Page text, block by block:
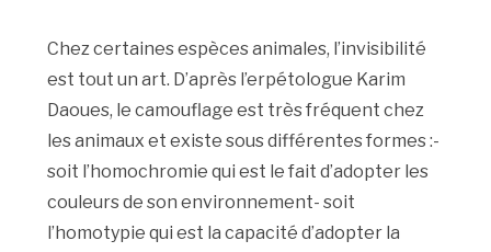
Chez certaines espèces animales, l’invisibilité
est tout un art. D’après l’erpétologue Karim
Daoues, le camouflage est très fréquent chez
les animaux et existe sous différentes formes :-
soit l’homochromie qui est le fait d’adopter les
couleurs de son environnement- soit
l’homotypie qui est la capacité d’adopter la